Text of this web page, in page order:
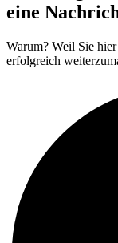
eine
Warum? Weil Sie
erfolgreich